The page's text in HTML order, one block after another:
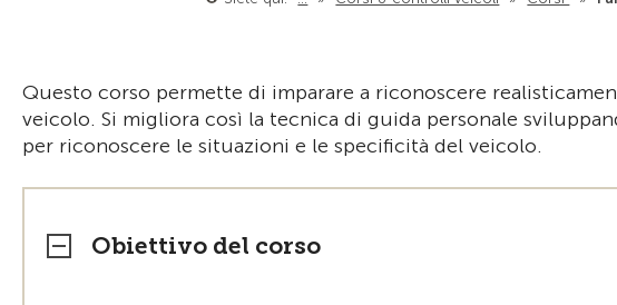
Questo corso permette di imparare a riconoscere
veicolo. Si migliora così la tecnica di guida personale
per riconoscere le situazioni e le specificità del veicolo.
Obiettivo del corso